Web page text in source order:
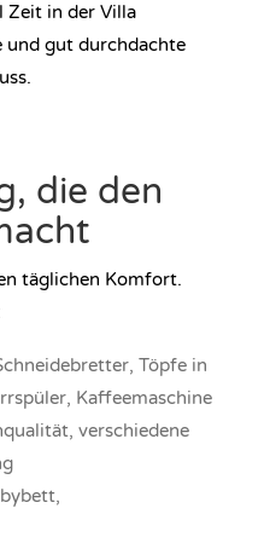
Zeit in der Villa
und gut durchdachte
die den
täglichen Komfort.
Töpfe in
Kaffeemaschine
verschiedene